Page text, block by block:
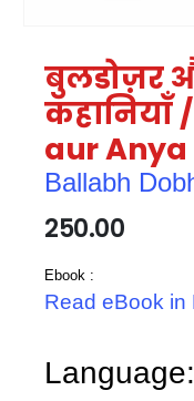
बुलडोज़र
कहानियाँ
aur
Ballabh
250.00
Ebook :
Read eBook in